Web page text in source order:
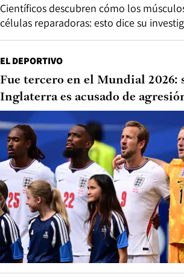
Científicos descubren cómo los
células reparadoras: esto dice su
EL DEPORTIVO
Fue tercero en el Mundial 2026:
Inglaterra es acusado de